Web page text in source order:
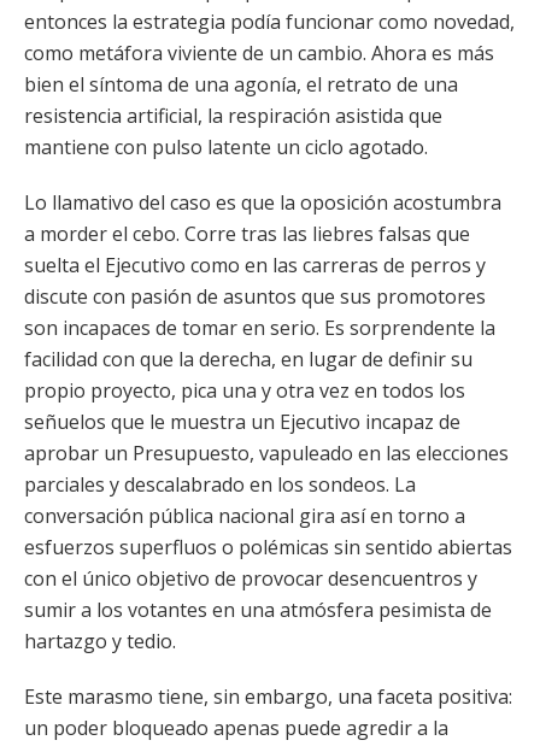
entonces la estrategia podía funcionar como novedad,
como metáfora viviente de un cambio. Ahora es más
bien el síntoma de una agonía, el retrato de una
resistencia artificial, la respiración asistida que
mantiene con pulso latente un ciclo agotado.
Lo llamativo del caso es que la oposición acostumbra
a morder el cebo. Corre tras las liebres falsas que
suelta el Ejecutivo como en las carreras de perros y
discute con pasión de asuntos que sus promotores
son incapaces de tomar en serio. Es sorprendente la
facilidad con que la derecha, en lugar de definir su
propio proyecto, pica una y otra vez en todos los
señuelos que le muestra un Ejecutivo incapaz de
aprobar un Presupuesto, vapuleado en las elecciones
parciales y descalabrado en los sondeos. La
conversación pública nacional gira así en torno a
esfuerzos superfluos o polémicas sin sentido abiertas
con el único objetivo de provocar desencuentros y
sumir a los votantes en una atmósfera pesimista de
hartazgo y tedio.
Este marasmo tiene, sin embargo, una faceta positiva:
un poder bloqueado apenas puede agredir a la